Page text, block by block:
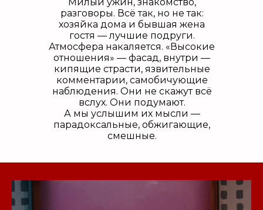
разговоры. Всё так, но не т ак:
хозяйка дома и бывшая жена
гостя — лучшие подруги.
Атмосфера накаляется. «Высокие
отношения» — фасад, внутри —
кипящие страсти, язвительные
комментарии, самобичующие
наблюдения. Они не скажут всё
вслух. Они подумают.
А мы услышим их мысли —
парадоксальные, обжигающие,
смешные.